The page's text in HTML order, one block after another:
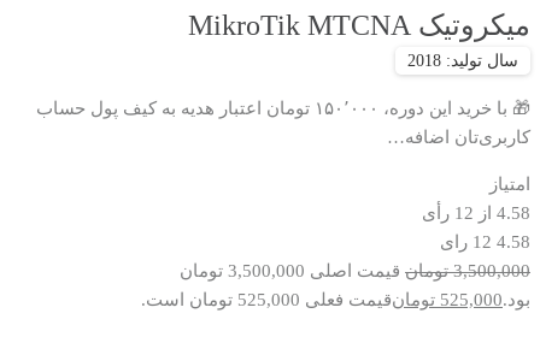
میکروتیک MikroTik MTCNA
🎁 با خرید این دوره، ۱۵۰٬۰۰۰ تومان اعتبار هدیه به کیف پول حساب
کاربری‌تان اضافه…
امتیاز
4.58 از 12 رأی
4.58 12 رای
3,500,000 تومان
قیمت اصلی 3,500,000 تومان
بود.525,000 تومانقیمت فعلی 525,000 تومان است.